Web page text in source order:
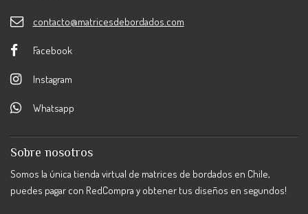
contacto@matricesdebordados.com
Facebook
Instagram
Whatsapp
Sobre nosotros
Somos la única tienda virtual de matrices de bordados en Chile,
puedes pagar con RedCompra y obtener tus diseños en segundos!